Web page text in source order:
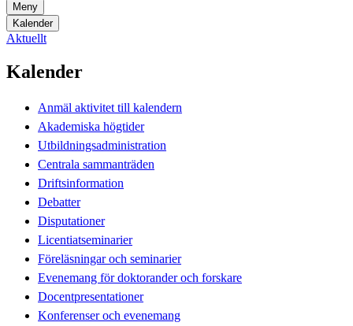
Meny
Kalender
Aktuellt
Kalender
Anmäl aktivitet till kalendern
Akademiska högtider
Utbildningsadministration
Centrala sammanträden
Driftsinformation
Debatter
Disputationer
Licentiatseminarier
Föreläsningar och seminarier
Evenemang för doktorander och forskare
Docentpresentationer
Konferenser och evenemang